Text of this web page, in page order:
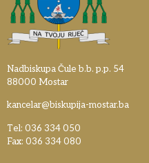
Nadbiskupa Čule b.b. p.p. 54
88000 Mostar
kancelar@biskupija-mostar.ba
Tel: 036 334 050
Fax: 036 334 080